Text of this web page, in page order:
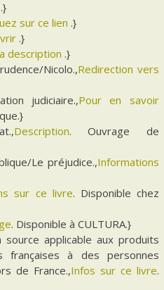
.}
sur ce lien .}
.}
description .}
Nicolo.,Redirection vers
judiciaire.,Pour en savoir
Description. Ouvrage de
Le préjudice.,Informations
sur ce livre. Disponible chez
. Disponible à CULTURA.}
applicable aux produits
françaises à des personnes
de France.,Infos sur ce livre.